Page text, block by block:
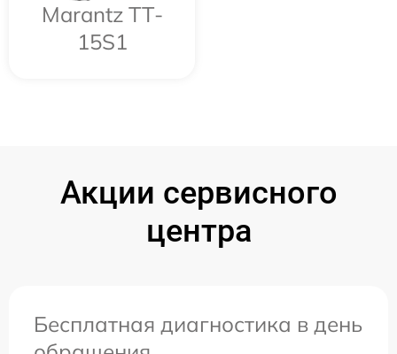
Marantz TT-
15S1
Акции сервисного
центра
Бесплатная диагностика в день